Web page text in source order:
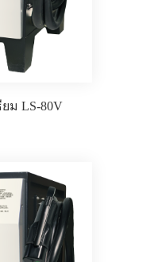
ม LS-80V